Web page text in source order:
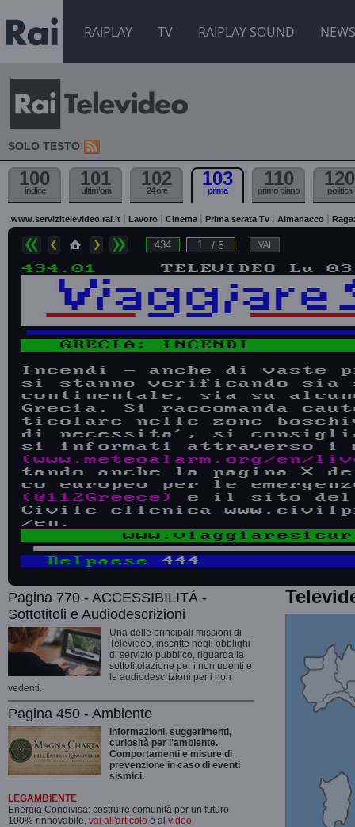
RAIPLAY TV RAIPLAY SOUND NEWS
SOLO TESTO
100
indice
101
ultim'ora
102
24 ore
103
prima
110
primo piano
120
politica
www.servizitelevideo.rai.it Lavoro Cinema Prima serata Tv Almanacco
/ 5
Pagina 770 - ACCESSIBILITÁ -
Sottotitoli e Audiodescrizioni
Una delle principali missioni di
Televideo, inscritte negli obblighi
di servizio pubblico, riguarda la
sottotitolazione per i non udenti e
le audiodescrizioni per i non
vedenti.
Pagina 450 - Ambiente
Informazioni, suggerimenti,
curiosità per l'ambiente.
Comportamenti e misure di
prevenzione in caso di eventi
sismici.
LEGAMBIENTE
Energia Condivisa: costruire comunità per un futuro
100% rinnovabile, vai all'articolo e al video